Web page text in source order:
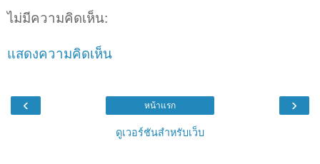
ไม่มีความคิดเห็น:
แสดงความคิดเห็น
‹ ›
หน้าแรก
ดูเวอร์ชันสำหรับเว็บ